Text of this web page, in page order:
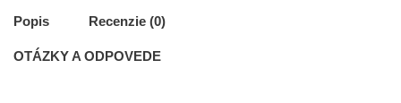
Popis Recenzie (0)
OTÁZKY A ODPOVEDE